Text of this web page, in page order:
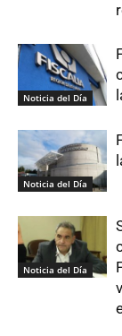
Noticia del Día
Noticia del Día
Noticia del Día